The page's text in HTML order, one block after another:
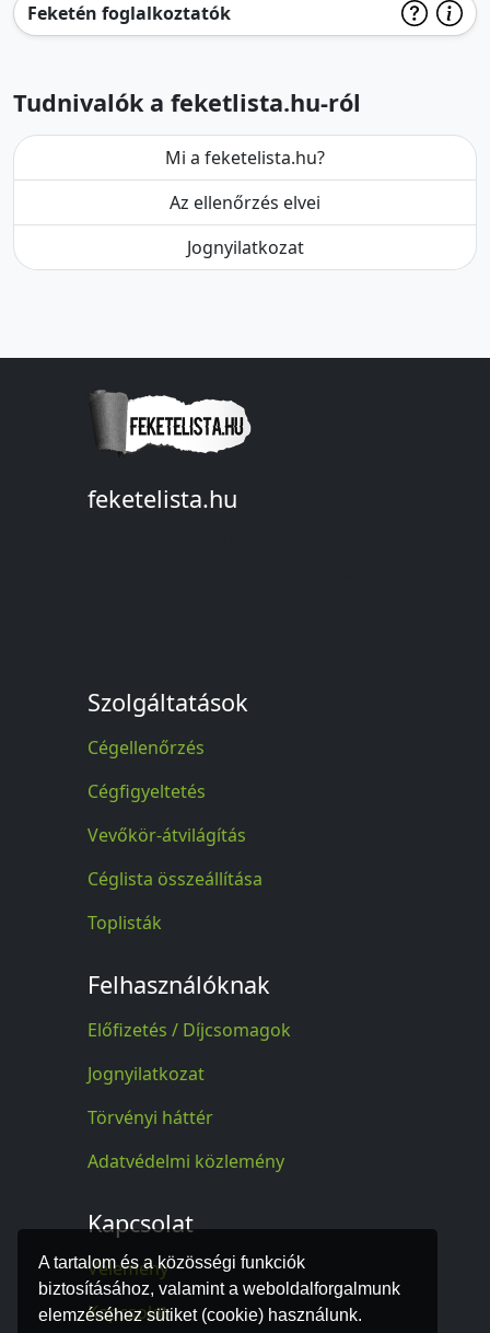
A tartalom és a közösségi funkciók
biztosításához, valamint a weboldalforgalmunk
elemzéséhez sütiket (cookie) használunk.
Feketén foglalkoztatók
Tudnivalók a feketlista.hu-ról
Mi a feketelista.hu?
Az ellenőrzés elvei
Jognyilatkozat
feketelista.hu
Szolgáltatások
Cégellenőrzés
Cégfigyeltetés
Vevőkör-átvilágítás
Céglista összeállítása
Toplisták
Felhasználóknak
Előfizetés / Díjcsomagok
Jognyilatkozat
Törvényi háttér
Adatvédelmi közlemény
Kapcsolat
Vélemény
Kapcsolat